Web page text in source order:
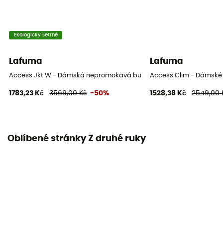
Ekologicky šetrné
Lafuma
Access Jkt W - Dámská nepromokavá bunda
1783,23 Kč 3569,00 Kč -50%
Lafuma
Access Clim -
1528,38 Kč 2549,00
Oblíbené stránky Z druhé ruky